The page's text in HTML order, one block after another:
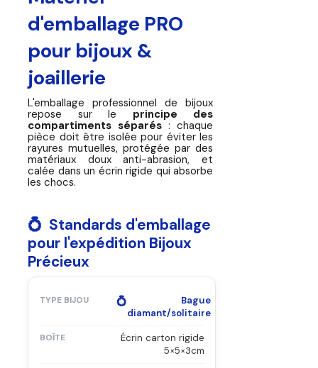
d'emballage PRO
pour bijoux &
joaillerie
L'emballage professionnel de bijoux
repose sur le principe des
compartiments séparés : chaque
pièce doit être isolée pour éviter les
rayures mutuelles, protégée par des
matériaux doux anti-abrasion, et
calée dans un écrin rigide qui absorbe
les chocs.
💍 Standards d'emballage
pour l'expédition Bijoux
Précieux
💍
Bague
diamant/solitaire
Écrin carton rigide
5×5×3cm